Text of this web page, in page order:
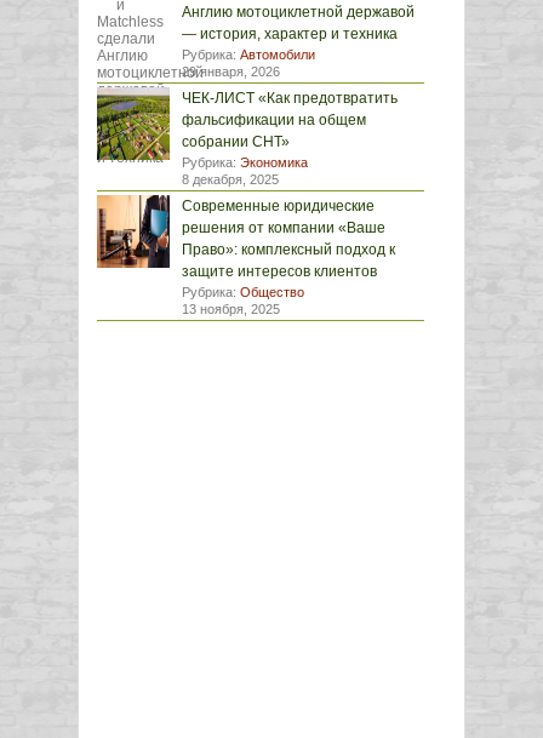
Англию мотоциклетной державой
— история, характер и техника
Рубрика: Автомобили
29 января, 2026
ЧЕК-ЛИСТ «Как предотвратить
фальсификации на общем
собрании СНТ»
Рубрика: Экономика
8 декабря, 2025
Современные юридические
решения от компании «Ваше
Право»: комплексный подход к
защите интересов клиентов
Рубрика: Общество
13 ноября, 2025